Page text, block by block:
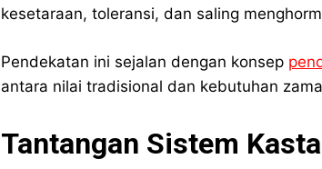
kesetaraan, toleransi, dan saling
Pendekatan ini sejalan dengan konsep
antara nilai tradisional dan kebutuhan
Tantangan Sistem